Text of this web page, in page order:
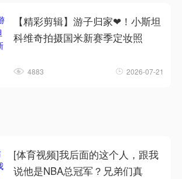
【精彩剪辑】游子归家❤！小斯坦
科维奇拍摄国米新赛季定妆照
4883 2026-07-21
[体育视频]我后面的这个人，跟我
说他是NBA总冠军？兄弟们真